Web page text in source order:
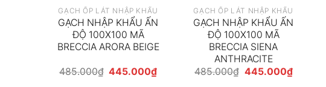
GẠCH ỐP LÁT NHẬP KHẨU
GẠCH NHẬP KHẨU ẤN
ĐỘ 100X100 MÃ
BRECCIA ARORA BEIGE
485.000₫ Giá
445.000₫Giá
GẠCH ỐP LÁT NHẬP KHẨU
GẠCH NHẬP KHẨU ẤN
ĐỘ 100X100 MÃ
BRECCIA SIENA
ANTHRACITE
485.000₫ Giá
445.000₫Giá
hiện